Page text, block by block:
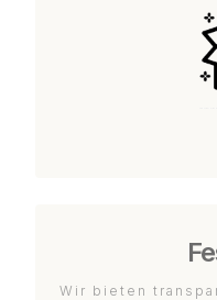
Wir bieten